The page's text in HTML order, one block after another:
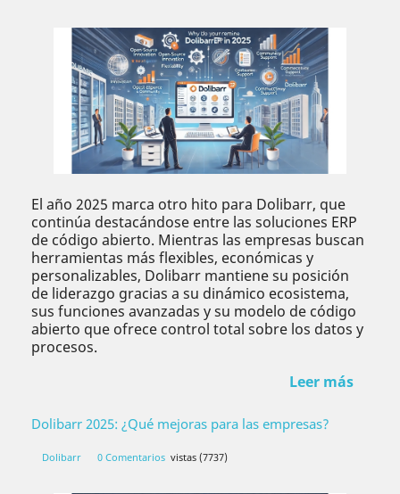
El año 2025 marca otro hito para Dolibarr, que
continúa destacándose entre las soluciones ERP
de código abierto. Mientras las empresas buscan
herramientas más flexibles, económicas y
personalizables, Dolibarr mantiene su posición
de liderazgo gracias a su dinámico ecosistema,
sus funciones avanzadas y su modelo de código
abierto que ofrece control total sobre los datos y
procesos.
Leer más
Dolibarr 2025: ¿Qué mejoras para las empresas?
Dolibarr 0 Comentarios vistas (7737)